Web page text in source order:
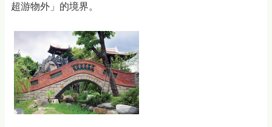
超游物外」的境界。